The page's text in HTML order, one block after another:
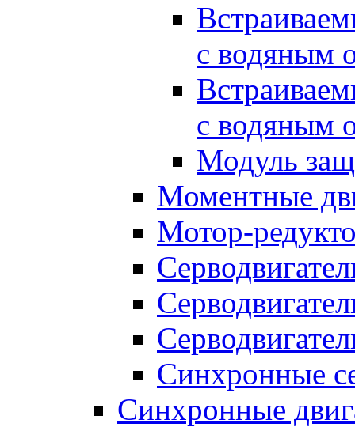
с водяным
с водяным
Модуль
Моментные
Мотор-
Синхронные
Синхронные